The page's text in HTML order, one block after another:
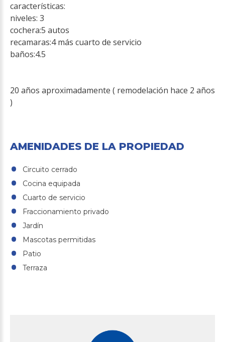
características:
niveles: 3
cochera:5 autos
recamaras:4 más cuarto de servicio
baños:4.5
20 años aproximadamente ( remodelación hace 2 años
)
AMENIDADES DE LA PROPIEDAD
Circuito cerrado
Cocina equipada
Cuarto de servicio
Fraccionamiento privado
Jardín
Mascotas permitidas
Patio
Terraza